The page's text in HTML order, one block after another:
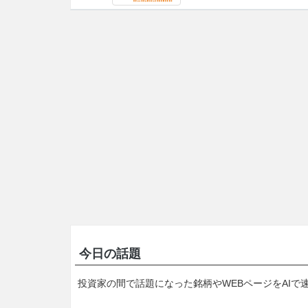
今日の話題
投資家の間で話題になった銘柄やWEBページをAIで